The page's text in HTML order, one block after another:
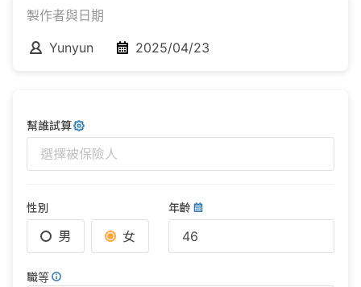
製作者與日期
Yunyun
2025/04/23
幫誰試算
選擇被保險人
性別
男 女
年齡
職等